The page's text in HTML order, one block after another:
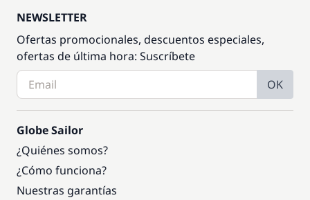
NEWSLETTER
Ofertas promocionales, descuentos especiales,
ofertas de última hora: Suscríbete
OK
Globe Sailor
¿Quiénes somos?
¿Cómo funciona?
Nuestras garantías